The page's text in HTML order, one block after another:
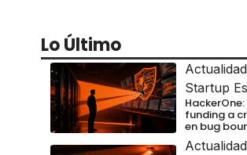
Lo Último
Startup
funding a
en bug